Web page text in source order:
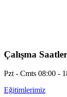
Çalışma
Pzt - Cmts 08:00 -
Eğitimlerimiz